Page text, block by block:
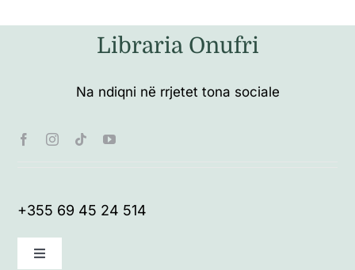
Libraria Onufri
Na ndiqni në rrjetet tona sociale
+355 69 45 24 514
Toggle